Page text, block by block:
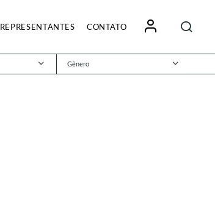
REPRESENTANTES CONTATO
por:
Gênero